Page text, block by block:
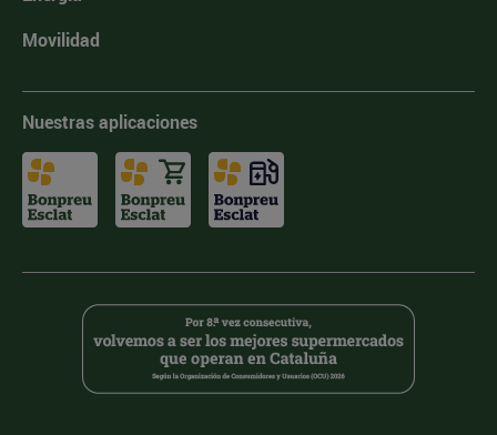
Movilidad
Nuestras aplicaciones